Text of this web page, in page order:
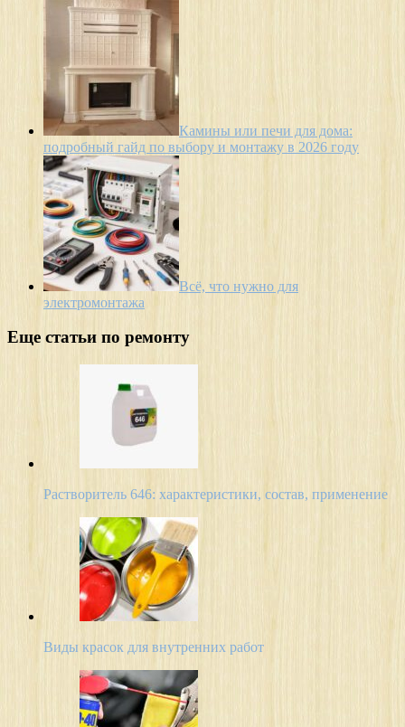
Камины или печи для дома:
подробный гайд по выбору и монтажу в 2026 году
Всё, что нужно для
электромонтажа
Еще статьи по ремонту
Растворитель 646: характеристики, состав, применение
Виды красок для внутренних работ